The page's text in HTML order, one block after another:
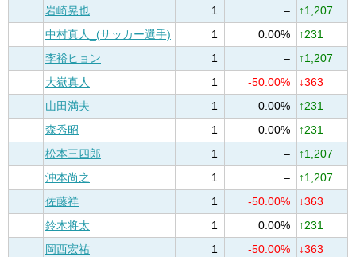
岩崎晃也
1 –
↑1,207
中村真人_(サッカー選手)
1 0.00%
↑231
李裕ヒョン
1 –
↑1,207
大嶽真人
1 -50.00%
↓363
山田満夫
1 0.00%
↑231
森秀昭
1 0.00%
↑231
松本三四郎
1 –
↑1,207
沖本尚之
1 –
↑1,207
佐藤祥
1 -50.00%
↓363
鈴木将太
1 0.00%
↑231
岡西宏祐
1 -50.00%
↓363